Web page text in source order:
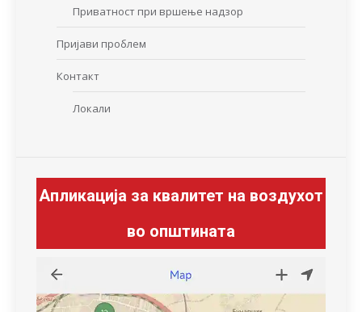
Приватност при вршење надзор
Пријави проблем
Контакт
Локали
Апликација за квалитет на воздухот
во општината